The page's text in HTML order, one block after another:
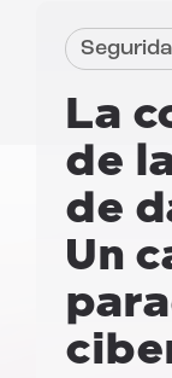
La
de
de
Un